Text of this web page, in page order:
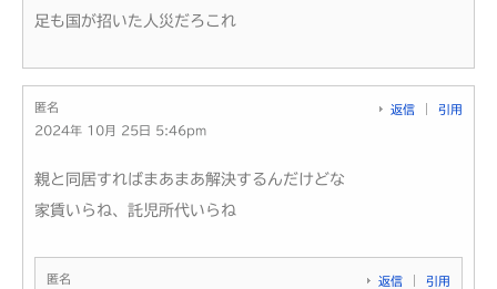
足も国が招いた人災だろこれ
匿名
2024年 10月 25日 5:46pm
返信 引用
親と同居すればまあまあ解決するんだけどな
家賃いらね、託児所代いらね
匿名
返信 引用